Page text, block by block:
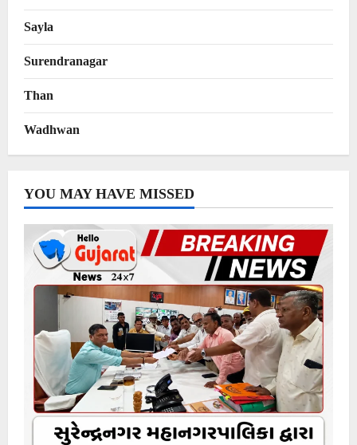
Sayla
Surendranagar
Than
Wadhwan
YOU MAY HAVE MISSED